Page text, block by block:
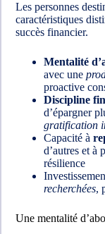
Les personnes
caractéristiques
succès financier.
Mentalité
avec une
proactive
Discipline
d’épargner
gratification
Capacité à
d’autres et à
résilience
recherchées,
Une mentalité